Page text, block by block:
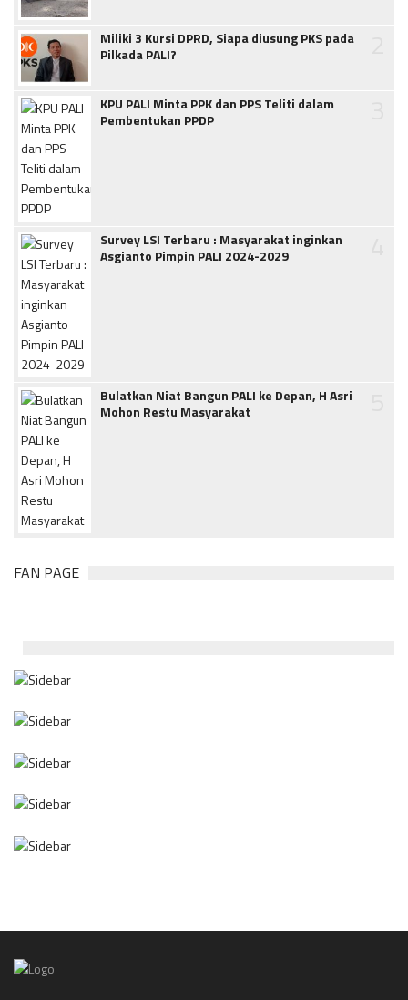
Miliki 3 Kursi DPRD, Siapa diusung PKS pada
Pilkada PALI?
KPU PALI Minta PPK dan PPS Teliti dalam
Pembentukan PPDP
Survey LSI Terbaru : Masyarakat inginkan
Asgianto Pimpin PALI 2024-2029
Bulatkan Niat Bangun PALI ke Depan, H Asri
Mohon Restu Masyarakat
FAN PAGE